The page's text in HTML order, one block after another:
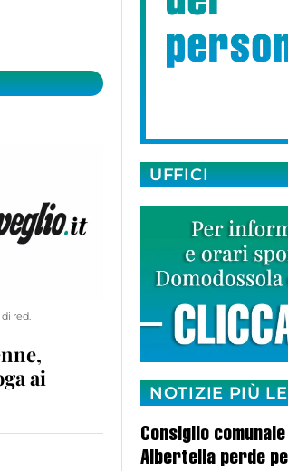
di red.
ai
UFFICI
NOTIZIE PIÙ
Consiglio
Albertella perde